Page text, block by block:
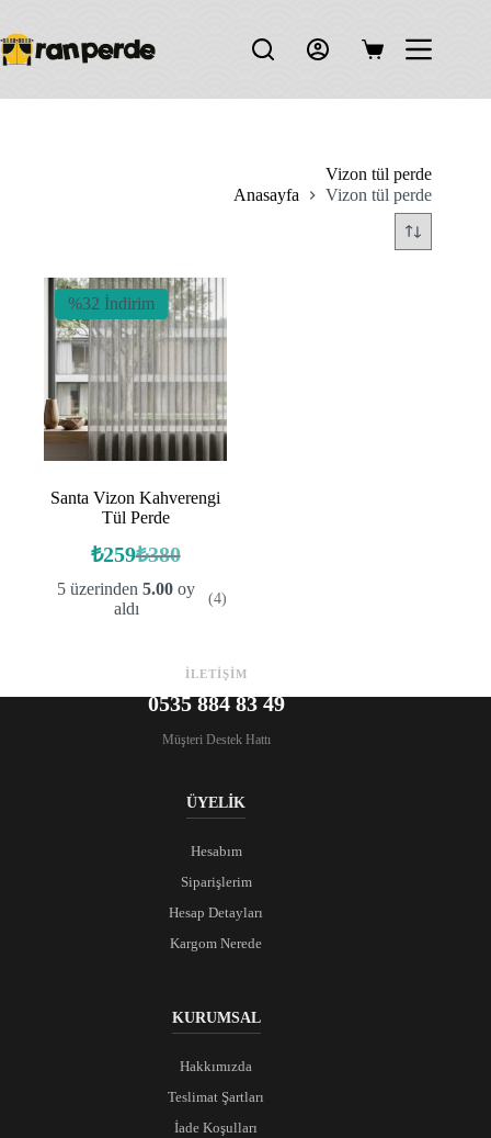
content
Shopping
Vizon tül perde
Anasayfa
Vizon tül perde
%32 İndirim
Santa Vizon Kahverengi
Tül Perde
₺380
Orijinal
fiyat:
₺380.
₺259Şu
andaki
fiyat:
5 üzerinden5.00 oy
aldı
(4)
İLETİŞİM
0535 884 83 49
Müşteri Destek Hattı
ÜYELİK
Hesabım
Siparişlerim
Hesap Detayları
Kargom Nerede
KURUMSAL
Hakkımızda
Teslimat Şartları
İade Koşulları